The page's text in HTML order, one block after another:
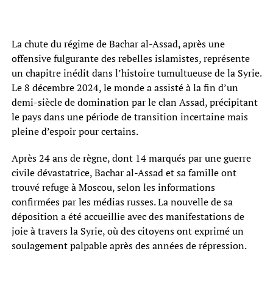
La chute du régime de Bachar al-Assad, après une
offensive fulgurante des rebelles islamistes, représente
un chapitre inédit dans l’histoire tumultueuse de la Syrie.
Le 8 décembre 2024, le monde a assisté à la fin d’un
demi-siècle de domination par le clan Assad, précipitant
le pays dans une période de transition incertaine mais
pleine d’espoir pour certains.
Après 24 ans de règne, dont 14 marqués par une guerre
civile dévastatrice, Bachar al-Assad et sa famille ont
trouvé refuge à Moscou, selon les informations
confirmées par les médias russes. La nouvelle de sa
déposition a été accueillie avec des manifestations de
joie à travers la Syrie, où des citoyens ont exprimé un
soulagement palpable après des années de répression.